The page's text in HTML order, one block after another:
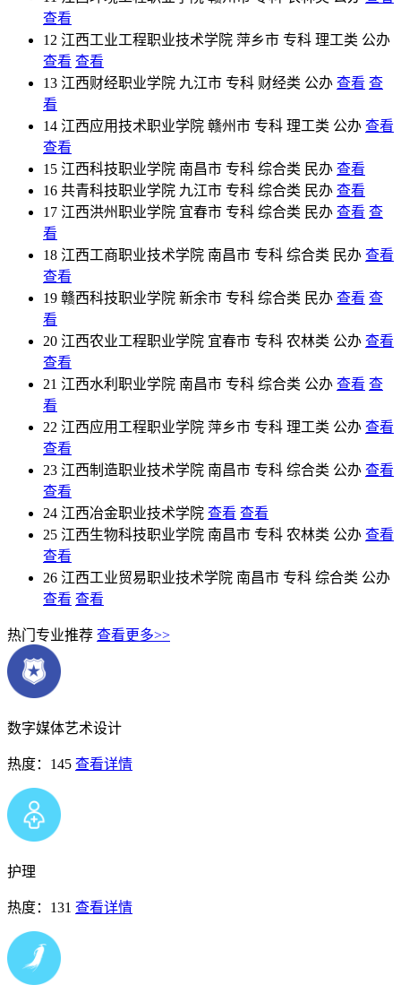
查看
12 江西工业工程职业技术学院 萍乡市 专科 理工类 公办
查看 查看
13 江西财经职业学院 九江市 专科 财经类 公办 查看 查
看
14 江西应用技术职业学院 赣州市 专科 理工类 公办 查看
查看
15 江西科技职业学院 南昌市 专科 综合类 民办 查看
16 共青科技职业学院 九江市 专科 综合类 民办 查看
17 江西洪州职业学院 宜春市 专科 综合类 民办 查看 查
看
18 江西工商职业技术学院 南昌市 专科 综合类 民办 查看
查看
19 赣西科技职业学院 新余市 专科 综合类 民办 查看 查
看
20 江西农业工程职业学院 宜春市 专科 农林类 公办 查看
查看
21 江西水利职业学院 南昌市 专科 综合类 公办 查看 查
看
22 江西应用工程职业学院 萍乡市 专科 理工类 公办 查看
查看
23 江西制造职业技术学院 南昌市 专科 综合类 公办 查看
查看
24 江西冶金职业技术学院 查看 查看
25 江西生物科技职业学院 南昌市 专科 农林类 公办 查看
查看
26 江西工业贸易职业技术学院 南昌市 专科 综合类 公办
查看 查看
热门专业推荐 查看更多>>
数字媒体艺术设计
热度：145 查看详情
护理
热度：131 查看详情